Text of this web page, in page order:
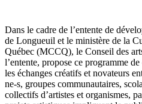
Dans le cadre de l’entente de
de Longueuil et le ministère de la
Québec (MCCQ), le Conseil des
l’entente, propose ce programme
les échanges créatifs et novateurs
ne-s, groupes communautaires,
collectifs d’artistes et organismes,